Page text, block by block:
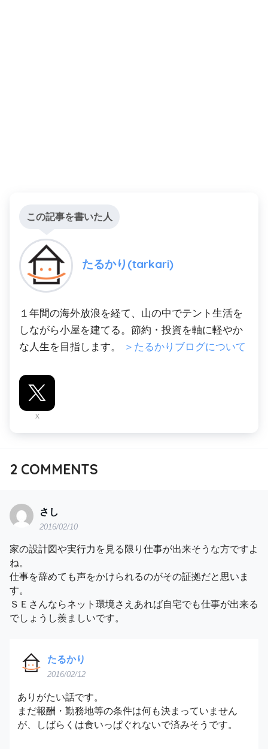
この記事を書いた人
たるかり(tarkari)
１年間の海外放浪を経て、山の中でテント生活を
しながら小屋を建てる。節約・投資を軸に軽やか
な人生を目指します。
＞たるかりブログについて
X
2 COMMENTS
さし
2016/02/10
家の設計図や実行力を見る限り仕事が出来そうな方ですよ
ね。
仕事を辞めても声をかけられるのがその証拠だと思いま
す。
ＳＥさんならネット環境さえあれば自宅でも仕事が出来る
でしょうし羨ましいです。
たるかり
2016/02/12
ありがたい話です。
まだ報酬・勤務地等の条件は何も決まっていません
が、しばらくは食いっぱぐれないで済みそうです。